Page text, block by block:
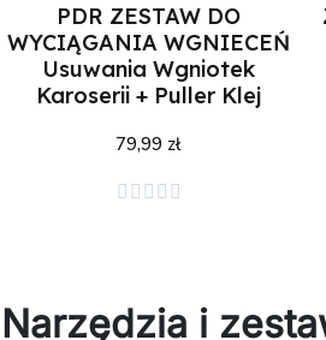
PDR ZESTAW DO
WYCIĄGANIA WGNIECEŃ
Usuwania Wgniotek
Karoserii + Puller Klej
79,99 zł
    
Narzędzia i